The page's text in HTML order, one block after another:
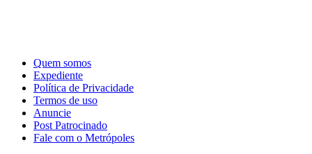
Quem somos
Expediente
Política de Privacidade
Termos de uso
Anuncie
Post Patrocinado
Fale com o Metrópoles